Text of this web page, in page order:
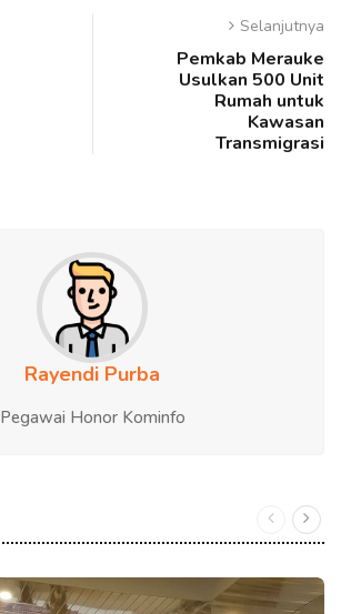
Selanjutnya
Pemkab Merauke
Usulkan 500 Unit
Rumah untuk
Kawasan
Transmigrasi
Rayendi Purba
Pegawai Honor Kominfo